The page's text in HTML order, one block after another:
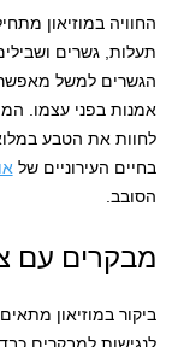
החוויה במוזיאון
תעלות, גשרים
הגשרים למשל
אמנות בפני עצמו.
לחוות את הטבע
בחיים העירוניים של
הסובב.
מבקרים עם
ביקור במוזיאון